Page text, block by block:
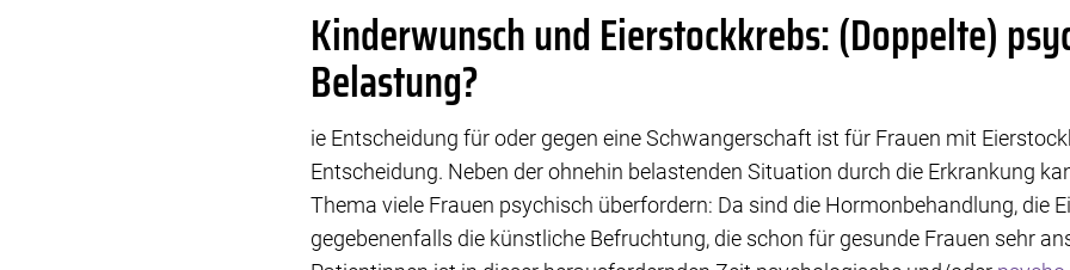
Kinderwunsch und Eierstockkrebs: (Doppelte)
Belastung?
ie Entscheidung für oder gegen eine Schwangerschaft ist für Frauen mit
Entscheidung. Neben der ohnehin belastenden Situation durch die Erkrankung
Thema viele Frauen psychisch überfordern: Da sind die Hormonbehandlung, die
gegebenenfalls die künstliche Befruchtung, die schon für gesunde Frauen sehr